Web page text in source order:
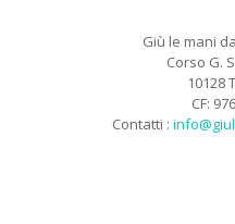
Giù le mani
Corso G.
10128
CF:
Contatti :